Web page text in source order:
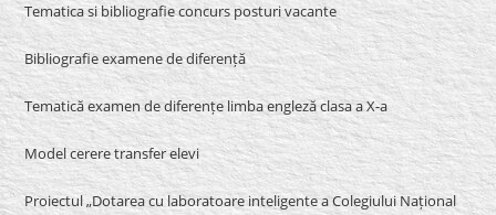
Tematica si bibliografie concurs posturi vacante
Bibliografie examene de diferență
Tematică examen de diferențe limba engleză clasa a X-a
Model cerere transfer elevi
Proiectul „Dotarea cu laboratoare inteligente a Colegiului Național